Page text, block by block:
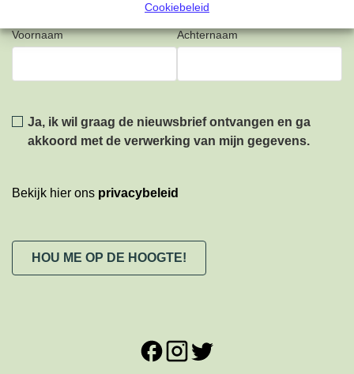
Cookiebeleid
Voornaam Achternaam
Privacy
Ja, ik wil graag de nieuwsbrief ontvangen en ga
akkoord met de verwerking van mijn gegevens.
Bekijk hier ons privacybeleid